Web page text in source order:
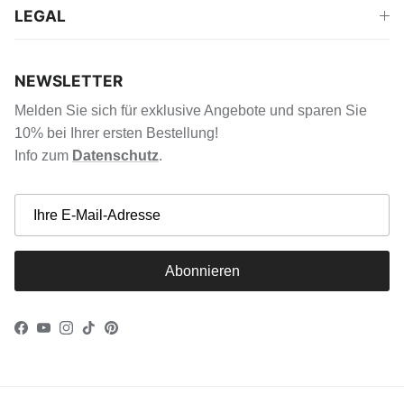
LEGAL
NEWSLETTER
Melden Sie sich für exklusive Angebote und sparen Sie
10% bei Ihrer ersten Bestellung!
Info zum Datenschutz.
Abonnieren
Facebook
YouTube
Instagram
TikTokPinterest